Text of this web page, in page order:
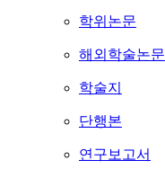
학위논문
해외학술논문
학술지
단행본
연구보고서